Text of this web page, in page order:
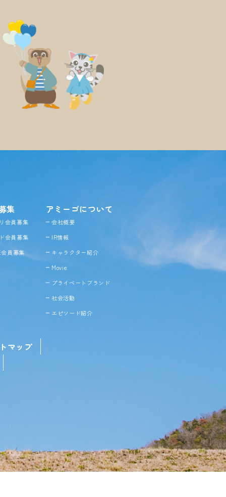
集
会員募集
会員募集
員募集
アミーゴについて
会社概要
IR情報
キャラクター紹介
Movie
プライベートブランド
社会活動
エピソード紹介
マップ